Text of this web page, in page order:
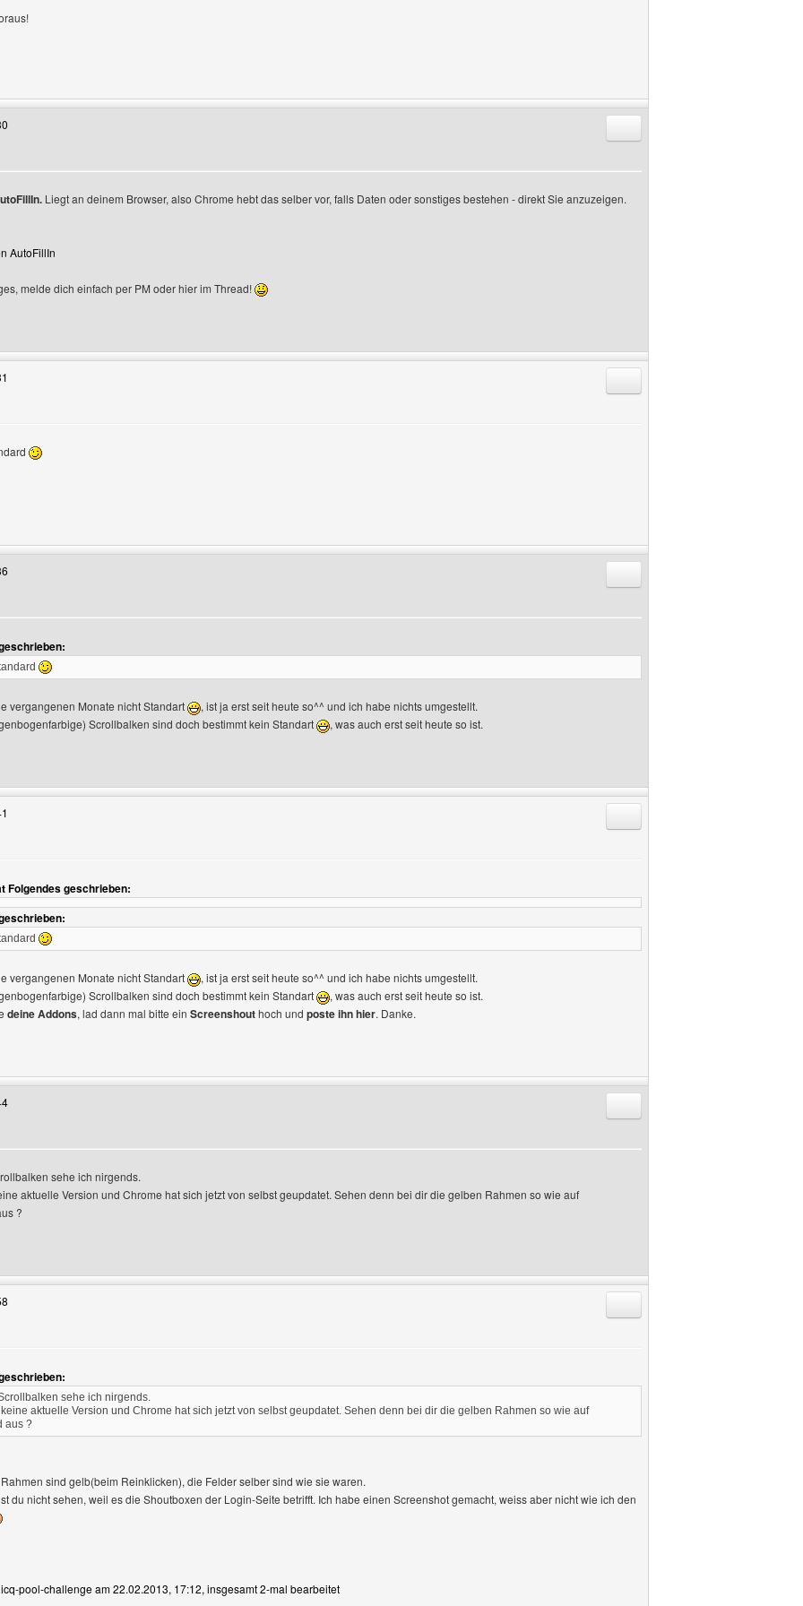
Liegt an deinem Browser, also Chrome hebt das selber vor, falls Daten oder sonstiges bestehen - direkt Sie anzuzeigen.
AutoFillIn
melde dich einfach per PM oder hier im Thread!
vergangenen Monate nicht Standart
, ist ja erst seit heute so^^ und ich habe nichts umgestellt.
Scrollbalken sind doch bestimmt kein Standart
, was auch erst seit heute so ist.
Folgendes geschrieben:
vergangenen Monate nicht Standart
, ist ja erst seit heute so^^ und ich habe nichts umgestellt.
Scrollbalken sind doch bestimmt kein Standart
, was auch erst seit heute so ist.
deine Addons, lad dann mal bitte ein Screenshouthoch und poste ihn hier. Danke.
sehe ich nirgends.
aktuelle Version und Chrome hat sich jetzt von selbst geupdatet. Sehen denn bei dir die gelben Rahmen so wie auf
?
sehe ich nirgends.
aktuelle Version und Chrome hat sich jetzt von selbst geupdatet. Sehen denn bei dir die gelben Rahmen so wie auf
aus ?
sind gelb(beim Reinklicken), die Felder selber sind wie sie waren.
du nicht sehen, weil es die Shoutboxen der Login-Seite betrifft. Ich habe einen Screenshot gemacht, weiss aber nicht wie ich den
pool-challenge am 22.02.2013, 17:12, insgesamt 2-mal bearbeitet